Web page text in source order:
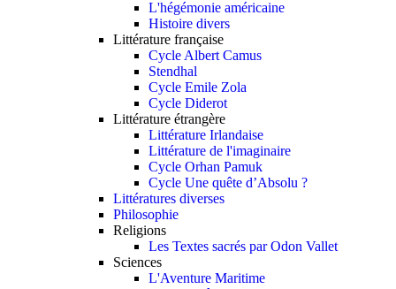
L'hégémonie américaine
Histoire divers
Littérature française
Cycle Albert Camus
Stendhal
Cycle Emile Zola
Cycle Diderot
Littérature étrangère
Littérature Irlandaise
Littérature de l'imaginaire
Cycle Orhan Pamuk
Cycle Une quête d’Absolu ?
Littératures diverses
Philosophie
Religions
Les Textes sacrés par Odon Vallet
Sciences
L'Aventure Maritime